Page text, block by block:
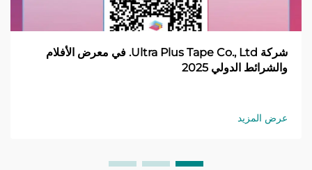
شركة Ultra Plus Tape Co., Ltd. في معرض الأفلام
والشرائط الدولي 2025
عرض المزيد